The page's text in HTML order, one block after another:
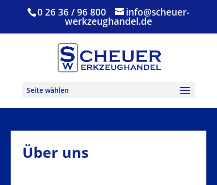
0 26 36 / 96 800 info@scheuer-
werkzeughandel.de
Seite wählen
Über uns